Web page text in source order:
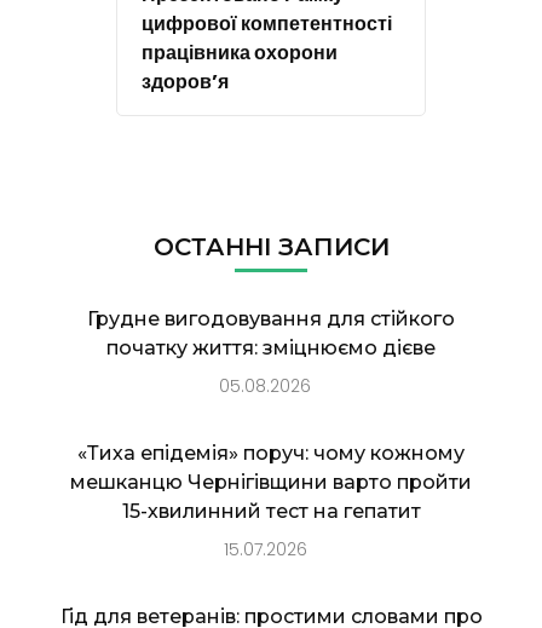
цифрової компетентності
працівника охорони
здоров’я
ОСТАННІ ЗАПИСИ
Грудне вигодовування для стійкого
початку життя: зміцнюємо дієве
05.08.2026
«Тиха епідемія» поруч: чому кожному
мешканцю Чернігівщини варто пройти
15-хвилинний тест на гепатит
15.07.2026
Гід для ветеранів: простими словами про